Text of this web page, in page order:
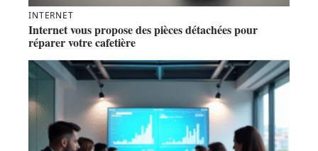
INTERNET
Internet vous propose des pièces détachées pour
réparer votre cafetière